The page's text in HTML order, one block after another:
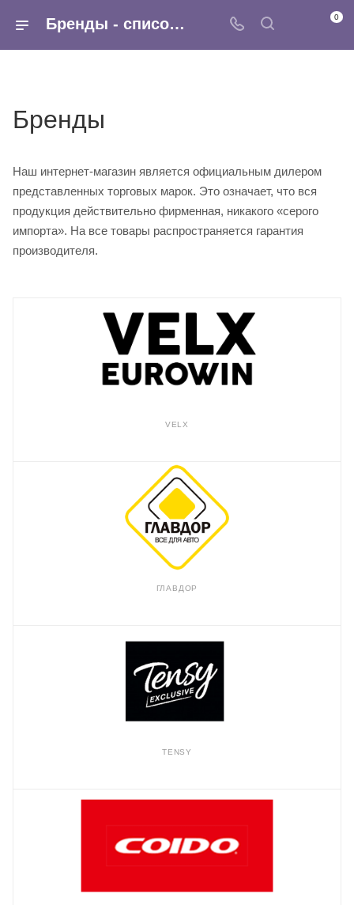
Бренды - список производителей автоаксессуаров в интернет-магазине Армина 0
Бренды
Наш интернет-магазин является официальным дилером
представленных торговых марок. Это означает, что вся
продукция действительно фирменная, никакого «серого
импорта». На все товары распространяется гарантия
производителя.
VELX
ГЛАВДОР
TENSY